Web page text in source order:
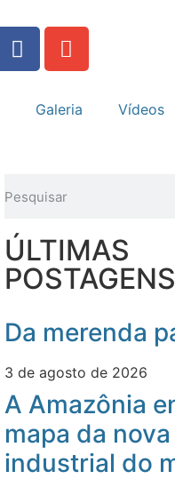
Galeria Vídeos
ÚLTIMAS
POSTAGENS
Da merenda
3 de agosto de 2026
A Amazônia
mapa da
industrial do